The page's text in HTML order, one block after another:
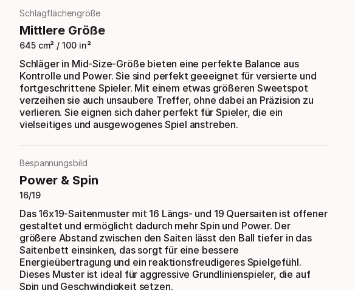
Schlagflächengröße
Mittlere Größe
645 cm² / 100 in²
Schläger in Mid-Size-Größe bieten eine perfekte Balance aus
Kontrolle und Power. Sie sind perfekt geeeignet für versierte und
fortgeschrittene Spieler. Mit einem etwas größeren Sweetspot
verzeihen sie auch unsaubere Treffer, ohne dabei an Präzision zu
verlieren. Sie eignen sich daher perfekt für Spieler, die ein
vielseitiges und ausgewogenes Spiel anstreben.
Bespannungsbild
Power & Spin
16/19
Das 16x19-Saitenmuster mit 16 Längs- und 19 Quersaiten ist offener
gestaltet und ermöglicht dadurch mehr Spin und Power. Der
größere Abstand zwischen den Saiten lässt den Ball tiefer in das
Saitenbett einsinken, das sorgt für eine bessere
Energieübertragung und ein reaktionsfreudigeres Spielgefühl.
Dieses Muster ist ideal für aggressive Grundlinienspieler, die auf
Spin und Geschwindigkeit setzen.